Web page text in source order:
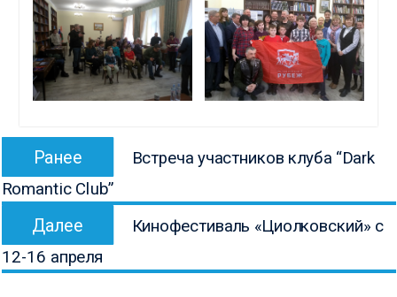
Навигация
записям
Ранее
запись:
Встреча участников клуба “Dark
Romantic Club”
Далее Следующая
запись:
Кинофестиваль «Циолковский» с
12-16 апреля